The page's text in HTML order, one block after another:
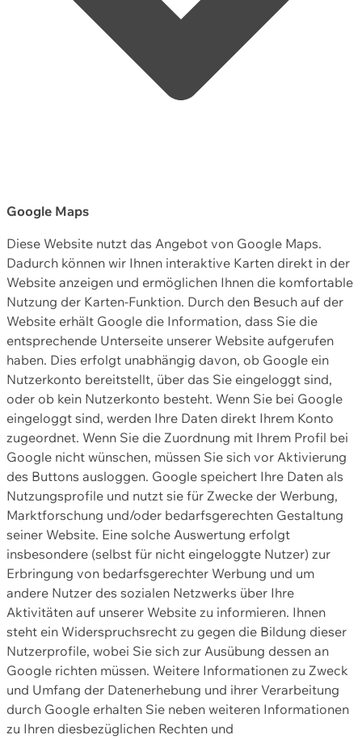
Google Maps
Diese Website nutzt das Angebot von Google Maps.
Dadurch können wir Ihnen interaktive Karten direkt in der
Website anzeigen und ermöglichen Ihnen die komfortable
Nutzung der Karten-Funktion. Durch den Besuch auf der
Website erhält Google die Information, dass Sie die
entsprechende Unterseite unserer Website aufgerufen
haben. Dies erfolgt unabhängig davon, ob Google ein
Nutzerkonto bereitstellt, über das Sie eingeloggt sind,
oder ob kein Nutzerkonto besteht. Wenn Sie bei Google
eingeloggt sind, werden Ihre Daten direkt Ihrem Konto
zugeordnet. Wenn Sie die Zuordnung mit Ihrem Profil bei
Google nicht wünschen, müssen Sie sich vor Aktivierung
des Buttons ausloggen. Google speichert Ihre Daten als
Nutzungsprofile und nutzt sie für Zwecke der Werbung,
Marktforschung und/oder bedarfsgerechten Gestaltung
seiner Website. Eine solche Auswertung erfolgt
insbesondere (selbst für nicht eingeloggte Nutzer) zur
Erbringung von bedarfsgerechter Werbung und um
andere Nutzer des sozialen Netzwerks über Ihre
Aktivitäten auf unserer Website zu informieren. Ihnen
steht ein Widerspruchsrecht zu gegen die Bildung dieser
Nutzerprofile, wobei Sie sich zur Ausübung dessen an
Google richten müssen. Weitere Informationen zu Zweck
und Umfang der Datenerhebung und ihrer Verarbeitung
durch Google erhalten Sie neben weiteren Informationen
zu Ihren diesbezüglichen Rechten und